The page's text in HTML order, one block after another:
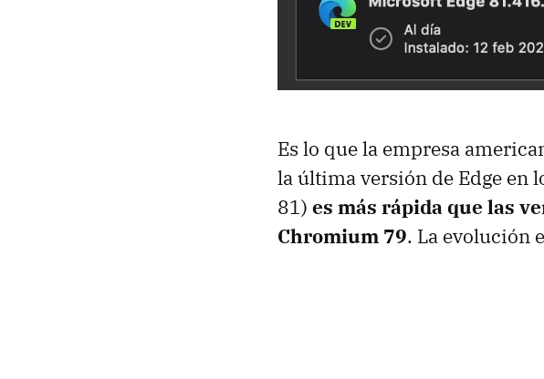
Es lo que la empresa
la última versión de Edge en
81) es más rápida que las
Chromium 79. La evolución